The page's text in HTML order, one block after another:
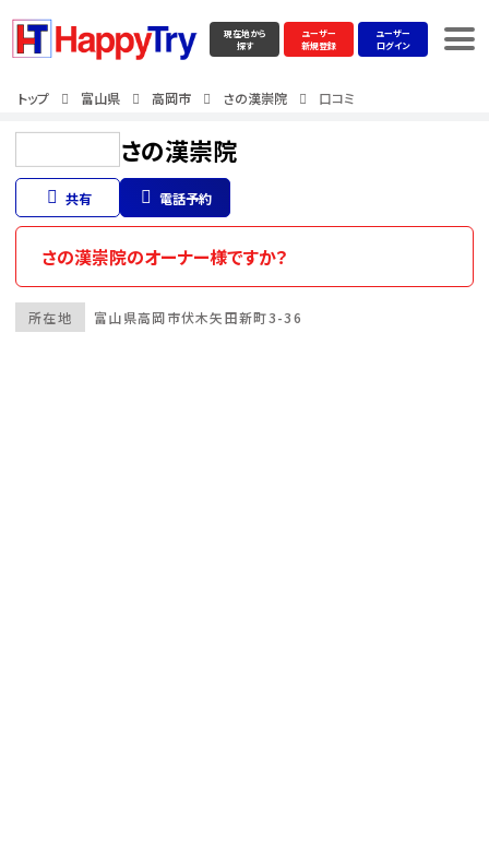
現在地から
探す
ユーザー
新規登録
ユーザー
ログイン
トップ 富山県 高岡市 さの漢崇院 口コミ
さの漢崇院
共有 電話予約
さの漢崇院のオーナー様ですか？
所在地 富山県高岡市伏木矢田新町3-36